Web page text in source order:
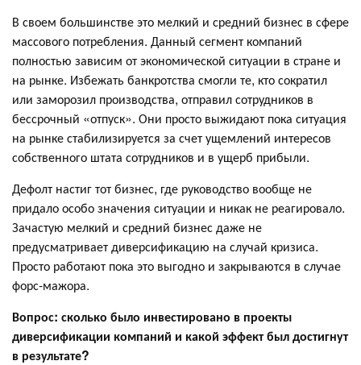
В своем большинстве это мелкий и средний бизнес в сфере
массового потребления. Данный сегмент компаний
полностью зависим от экономической ситуации в стране и
на рынке. Избежать банкротства смогли те, кто сократил
или заморозил производства, отправил сотрудников в
бессрочный «отпуск». Они просто выжидают пока ситуация
на рынке стабилизируется за счет ущемлений интересов
собственного штата сотрудников и в ущерб прибыли.
Дефолт настиг тот бизнес, где руководство вообще не
придало особо значения ситуации и никак не реагировало.
Зачастую мелкий и средний бизнес даже не
предусматривает диверсификацию на случай кризиса.
Просто работают пока это выгодно и закрываются в случае
форс-мажора.
Вопрос: сколько было инвестировано в проекты
диверсификации компаний и какой эффект был достигнут
в результате?